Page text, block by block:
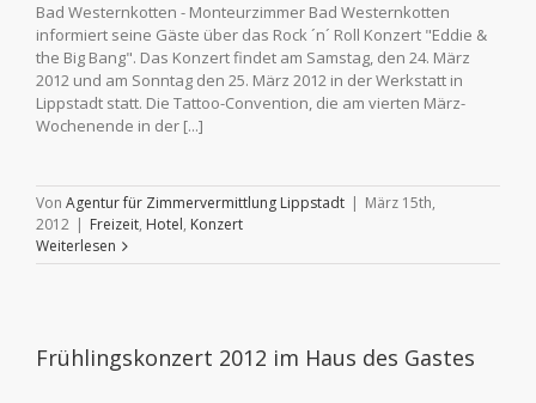
Bad Westernkotten - Monteurzimmer Bad Westernkotten
informiert seine Gäste über das Rock ´n´ Roll Konzert "Eddie &
the Big Bang". Das Konzert findet am Samstag, den 24. März
2012 und am Sonntag den 25. März 2012 in der Werkstatt in
Lippstadt statt. Die Tattoo-Convention, die am vierten März-
Wochenende in der [...]
Von Agentur für Zimmervermittlung Lippstadt | März 15th,
2012 | Freizeit, Hotel, Konzert
Weiterlesen
Frühlingskonzert 2012 im Haus des Gastes